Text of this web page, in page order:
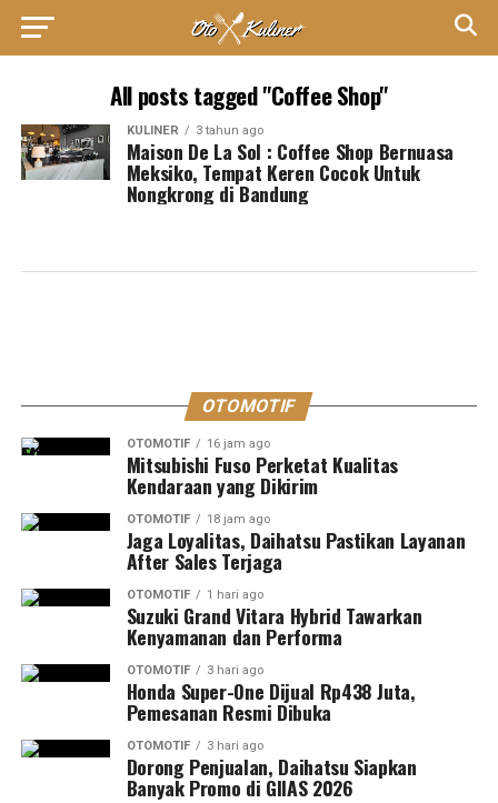
All posts tagged "Coffee Shop"
KULINER 3 tahun ago
Maison De La Sol : Coffee Shop Bernuasa
Meksiko, Tempat Keren Cocok Untuk
Nongkrong di Bandung
OTOMOTIF
OTOMOTIF 16 jam ago
Mitsubishi Fuso Perketat Kualitas
Kendaraan yang Dikirim
OTOMOTIF 18 jam ago
Jaga Loyalitas, Daihatsu Pastikan Layanan
After Sales Terjaga
OTOMOTIF 1 hari ago
Suzuki Grand Vitara Hybrid Tawarkan
Kenyamanan dan Performa
OTOMOTIF 3 hari ago
Honda Super-One Dijual Rp438 Juta,
Pemesanan Resmi Dibuka
OTOMOTIF 3 hari ago
Dorong Penjualan, Daihatsu Siapkan
Banyak Promo di GIIAS 2026